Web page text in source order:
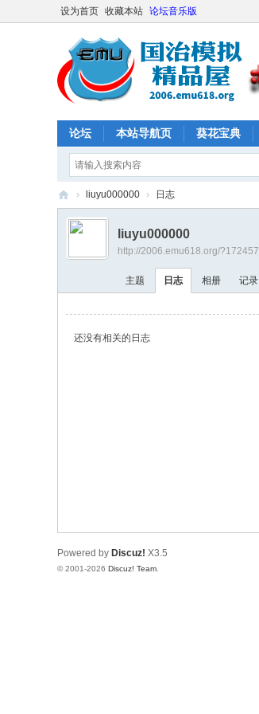
设为首页 收藏本站 论坛音乐版
论坛 本站导航页 葵花宝典
E
› liuyu000000 › 日志
liuyu000000
http://2006.emu618.org/?172457
主题 日志 相册 记录
还没有相关的日志
Powered by Discuz! X3.5
© 2001-2026 Discuz! Team